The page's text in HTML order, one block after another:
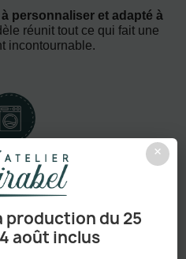
×
production du 25
août inclus
personnaliser et adapté à
réunit tout ce qui fait une
incontournable.
renforcée